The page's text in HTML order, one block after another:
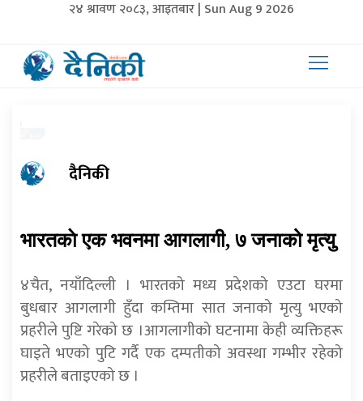
२४ श्रावण २०८३, आइतबार | Sun Aug 9 2026
दैनिकी
भारतकाे एक भवनमा आगलागी, ७ जनाको मृत्यु
४चैत, नयाँदिल्ली । भारतको मध्य प्रदेशको एउटा घरमा
बुधबार आगलागी हुँदा कम्तिमा सात जनाको मृत्यु भएको
प्रहरीले पुष्टि गरेको छ ।आगलागीको घटनामा केही व्यक्तिहरू
घाइते भएको पुटि गर्दै एक दम्पतीको अवस्था गम्भीर रहेको
प्रहरीले बताइएको छ ।